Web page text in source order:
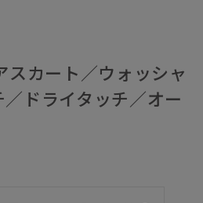
スカート／ウォッシャ
ドライタッチ／オー